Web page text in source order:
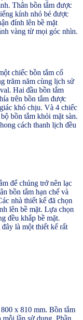
Thân bồn tắm được
kính nhỏ bé được
đính lên bề mặt
vàng từ mọi góc nhìn.
chiếc bồn tắm cổ
trăm năm cùng lịch sử
Hai đầu bồn tắm
trên bồn tắm được
khó chịu. Và 4 chiếc
bồn tắm khỏi mặt sàn.
cách thanh lịch đều
để chúng trở nên lạc
bồn tắm hạn chế và
nhà thiết kế đã chọn
lên bề mặt. Lựa chọn
đều khắp bề mặt.
là một thiết kế rất
x 810 mm. Bồn tắm
lần sử dụng. Phần